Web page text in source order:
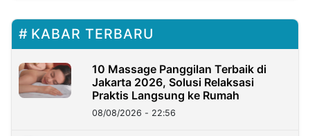
KABAR TERBARU
10 Massage Panggilan Terbaik di
Jakarta 2026, Solusi Relaksasi
Praktis Langsung ke Rumah
08/08/2026 - 22:56